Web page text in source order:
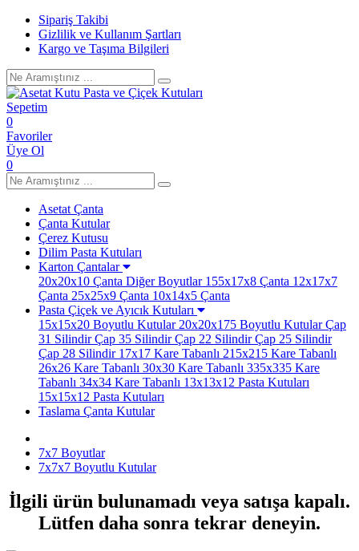
Sipariş Takibi
Gizlilik ve Kullanım Şartları
Kargo ve Taşıma Bilgileri
Sepetim
0
Favoriler
Üye Ol
0
Asetat Çanta
Çanta Kutular
Çerez Kutusu
Dilim Pasta Kutuları
Karton Çantalar
20x20x10 Çanta Diğer Boyutlar155x17x8 Çanta 12x17x7
Çanta 25x25x9 Çanta 10x14x5 Çanta
Pasta Çiçek ve Ayıcık Kutuları
15x15x20 Boyutlu Kutular20x20x175 Boyutlu KutularÇap
31 SilindirÇap 35 SilindirÇap 22 SilindirÇap 25 Silindir
Çap 28 Silindir17x17 Kare Tabanlı 215x215 Kare Tabanlı
26x26 Kare Tabanlı 30x30 Kare Tabanlı 335x335 Kare
Tabanlı 34x34 Kare Tabanlı 13x13x12 Pasta Kutuları
15x15x12 Pasta Kutuları
Taslama Çanta Kutular
7x7 Boyutlar
7x7x7 Boyutlu Kutular
İlgili ürün bulunamadı veya satışa kapalı.
Lütfen daha sonra tekrar deneyin.